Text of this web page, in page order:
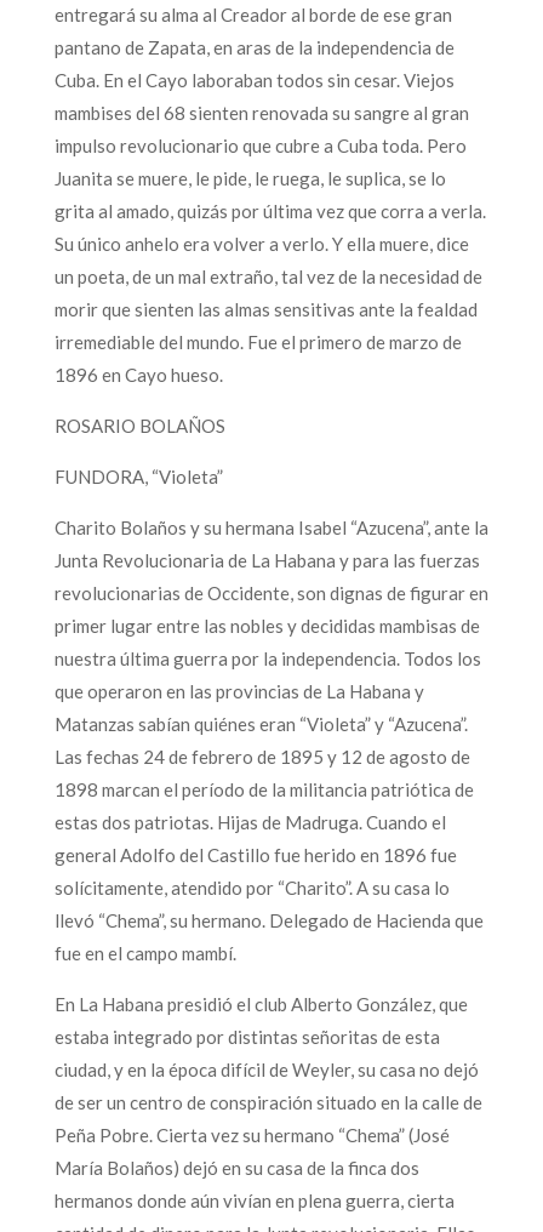
entregará su alma al Creador al borde de ese gran
pantano de Zapata, en aras de la independencia de
Cuba. En el Cayo laboraban todos sin cesar. Viejos
mambises del 68 sienten renovada su sangre al gran
impulso revolucionario que cubre a Cuba toda. Pero
Juanita se muere, le pide, le ruega, le suplica, se lo
grita al amado, quizás por última vez que corra a verla.
Su único anhelo era volver a verlo. Y ella muere, dice
un poeta, de un mal extraño, tal vez de la necesidad de
morir que sienten las almas sensitivas ante la fealdad
irremediable del mundo. Fue el primero de marzo de
1896 en Cayo hueso.
ROSARIO BOLAÑOS
FUNDORA, “Violeta”
Charito Bolaños y su hermana Isabel “Azucena”, ante la
Junta Revolucionaria de La Habana y para las fuerzas
revolucionarias de Occidente, son dignas de figurar en
primer lugar entre las nobles y decididas mambisas de
nuestra última guerra por la independencia. Todos los
que operaron en las provincias de La Habana y
Matanzas sabían quiénes eran “Violeta” y “Azucena”.
Las fechas 24 de febrero de 1895 y 12 de agosto de
1898 marcan el período de la militancia patriótica de
estas dos patriotas. Hijas de Madruga. Cuando el
general Adolfo del Castillo fue herido en 1896 fue
solícitamente, atendido por “Charito”. A su casa lo
llevó “Chema”, su hermano. Delegado de Hacienda que
fue en el campo mambí.
En La Habana presidió el club Alberto González, que
estaba integrado por distintas señoritas de esta
ciudad, y en la época difícil de Weyler, su casa no dejó
de ser un centro de conspiración situado en la calle de
Peña Pobre. Cierta vez su hermano “Chema” (José
María Bolaños) dejó en su casa de la finca dos
hermanos donde aún vivían en plena guerra, cierta